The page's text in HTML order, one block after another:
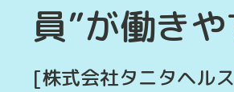
員”が働き
[株式会社タニタヘル